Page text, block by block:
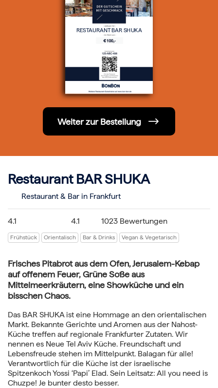
Frohe Weihnachten
Regionale Gutscheine
Berlin
Hamburg
München
Frankfurt
Köln
Düsseldorf
Stuttgart
Essen
-------
Geschmackvoll und maximal flexibel!
Einlösbar für alle 10.000 Partner und 3 Jahre gültig
RESTAURANT BAR SHUKA
Weiter zur Bestellung
Restaurant BAR SHUKA
Restaurant & Bar in Frankfurt
4.1 4.1 1023 Bewertungen
Frühstück Orientalisch Bar & Drinks Vegan & Vegetarisch
Frisches Pitabrot aus dem Ofen, Jerusalem-Kebap
auf offenem Feuer, Grüne Soße aus
Mittelmeerkräutern, eine Showküche und ein
bisschen Chaos.
Das BAR SHUKA ist eine Hommage an den orientalischen
Markt. Bekannte Gerichte und Aromen aus der Nahost-
Küche treffen auf regionale Frankfurter Zutaten. Wir
nennen es Neue Tel Aviv Küche. Freundschaft und
Lebensfreude stehen im Mittelpunkt. Balagan für alle!
Verantwortlich für die Küche ist der israelische
Spitzenkoch Yossi ‘Papi’ Elad. Sein Leitsatz: All you need is
Chuzpe! Je bunter desto besser.